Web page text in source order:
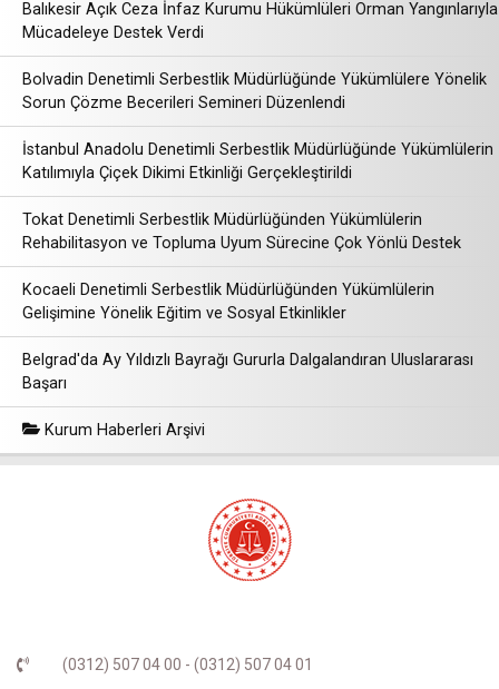
Balıkesir Açık Ceza İnfaz Kurumu Hükümlüleri Orman Yangınlarıyla
Mücadeleye Destek Verdi
Bolvadin Denetimli Serbestlik Müdürlüğünde Yükümlülere Yönelik
Sorun Çözme Becerileri Semineri Düzenlendi
İstanbul Anadolu Denetimli Serbestlik Müdürlüğünde Yükümlülerin
Katılımıyla Çiçek Dikimi Etkinliği Gerçekleştirildi
Tokat Denetimli Serbestlik Müdürlüğünden Yükümlülerin
Rehabilitasyon ve Topluma Uyum Sürecine Çok Yönlü Destek
Kocaeli Denetimli Serbestlik Müdürlüğünden Yükümlülerin
Gelişimine Yönelik Eğitim ve Sosyal Etkinlikler
Belgrad'da Ay Yıldızlı Bayrağı Gururla Dalgalandıran Uluslararası
Başarı
Kurum Haberleri Arşivi
(0312) 507 04 00 - (0312) 507 04 01